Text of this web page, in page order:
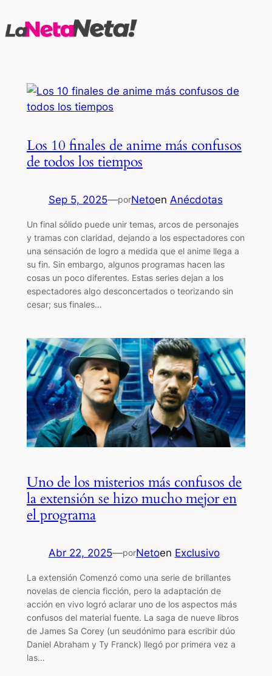
al
Los 10 finales de anime más confusos
de todos los tiempos
Sep 5, 2025—porNetoen Anécdotas
Un final sólido puede unir temas, arcos de personajes
y tramas con claridad, dejando a los espectadores con
una sensación de logro a medida que el anime llega a
su fin. Sin embargo, algunos programas hacen las
cosas un poco diferentes. Estas series dejan a los
espectadores algo desconcertados o teorizando sin
cesar; sus finales…
Uno de los misterios más confusos de
la extensión se hizo mucho mejor en
el programa
Abr 22, 2025—porNetoen Exclusivo
La extensión Comenzó como una serie de brillantes
novelas de ciencia ficción, pero la adaptación de
acción en vivo logró aclarar uno de los aspectos más
confusos del material fuente. La saga de nueve libros
de James Sa Corey (un seudónimo para escribir dúo
Daniel Abraham y Ty Franck) llegó por primera vez a
las…